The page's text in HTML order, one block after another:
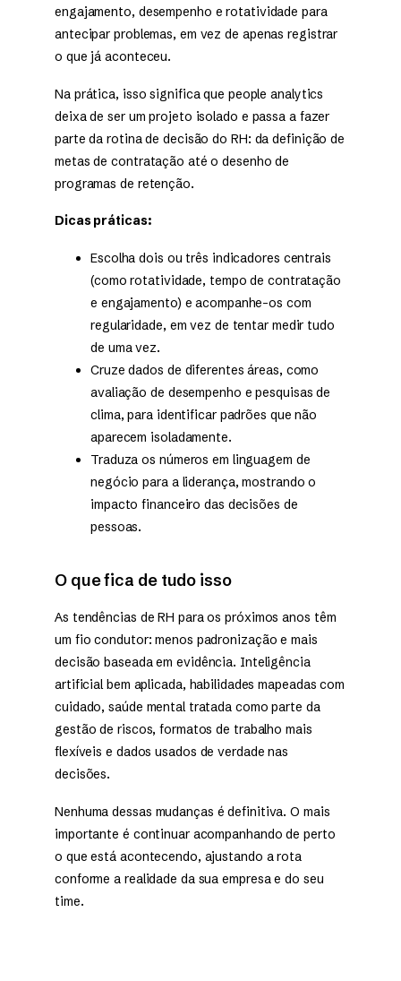
engajamento, desempenho e rotatividade para
antecipar problemas, em vez de apenas registrar
o que já aconteceu.
Na prática, isso significa que people analytics
deixa de ser um projeto isolado e passa a fazer
parte da rotina de decisão do RH: da definição de
metas de contratação até o desenho de
programas de retenção.
Dicas práticas:
Escolha dois ou três indicadores centrais
(como rotatividade, tempo de contratação
e engajamento) e acompanhe-os com
regularidade, em vez de tentar medir tudo
de uma vez.
Cruze dados de diferentes áreas, como
avaliação de desempenho e pesquisas de
clima, para identificar padrões que não
aparecem isoladamente.
Traduza os números em linguagem de
negócio para a liderança, mostrando o
impacto financeiro das decisões de
pessoas.
O que fica de tudo isso
As tendências de RH para os próximos anos têm
um fio condutor: menos padronização e mais
decisão baseada em evidência. Inteligência
artificial bem aplicada, habilidades mapeadas com
cuidado, saúde mental tratada como parte da
gestão de riscos, formatos de trabalho mais
flexíveis e dados usados de verdade nas
decisões.
Nenhuma dessas mudanças é definitiva. O mais
importante é continuar acompanhando de perto
o que está acontecendo, ajustando a rota
conforme a realidade da sua empresa e do seu
time.